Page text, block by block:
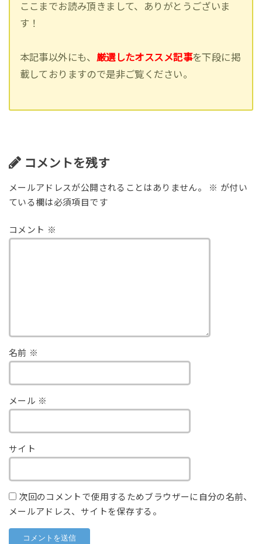
ここまでお読み頂きまして、ありがとうございま
す！
本記事以外にも、 厳選したオススメ記事を下段に掲
載しておりますので是非ご覧ください。
コメントを残す
メールアドレスが公開されることはありません。 ※ が付い
ている欄は必須項目です
コメント ※
名前 ※
メール ※
サイト
次回のコメントで使用するためブラウザーに自分の名前、
メールアドレス、サイトを保存する。